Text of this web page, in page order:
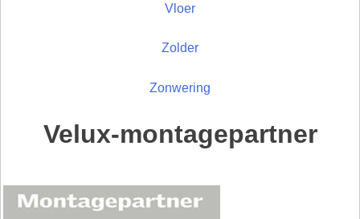
Vloer
Zolder
Zonwering
Velux-montagepartner